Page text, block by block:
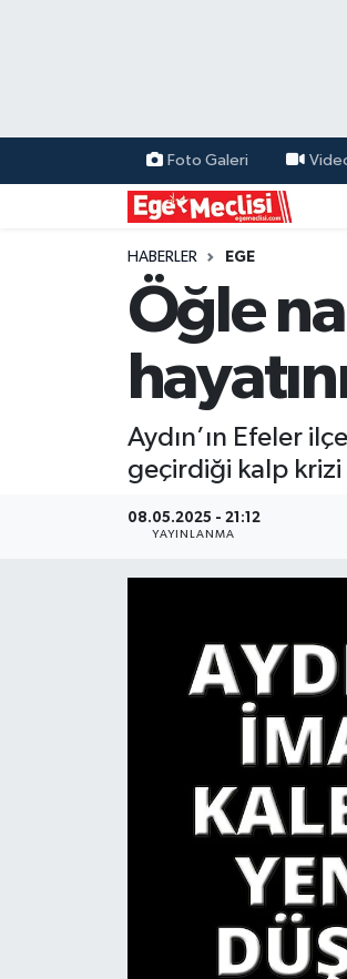
Foto Galeri
HABERLER EGE
Öğle
Aydın’ın Efeler
geçirdiği kalp krizi
08.05.2025 - 21:12
YAYINLANMA
EKONOMİ
GÜNCEL
ÖZEL HABER
POLİTİKA
Programlar